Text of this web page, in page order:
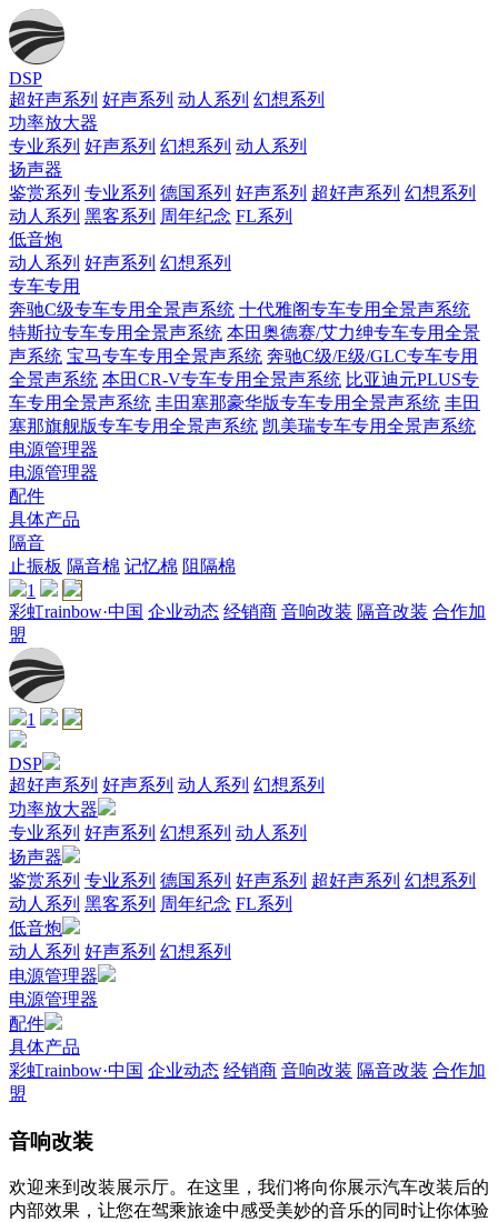
DSP
超好声系列 好声系列 动人系列 幻想系列
功率放大器
专业系列 好声系列 幻想系列 动人系列
扬声器
鉴赏系列 专业系列 德国系列 好声系列 超好声系列 幻想系列
动人系列 黑客系列 周年纪念 FL系列
低音炮
动人系列 好声系列 幻想系列
专车专用
奔驰C级专车专用全景声系统 十代雅阁专车专用全景声系统
特斯拉专车专用全景声系统 本田奥德赛/艾力绅专车专用全景
声系统 宝马专车专用全景声系统 奔驰C级/E级/GLC专车专用
全景声系统 本田CR-V专车专用全景声系统 比亚迪元PLUS专
车专用全景声系统 丰田塞那豪华版专车专用全景声系统 丰田
塞那旗舰版专车专用全景声系统 凯美瑞专车专用全景声系统
电源管理器
电源管理器
配件
具体产品
隔音
止振板 隔音棉 记忆棉 阻隔棉
1
彩虹rainbow·中国 企业动态 经销商 音响改装 隔音改装 合作加
盟
1
DSP
超好声系列 好声系列 动人系列 幻想系列
功率放大器
专业系列 好声系列 幻想系列 动人系列
扬声器
鉴赏系列 专业系列 德国系列 好声系列 超好声系列 幻想系列
动人系列 黑客系列 周年纪念 FL系列
低音炮
动人系列 好声系列 幻想系列
电源管理器
电源管理器
配件
具体产品
彩虹rainbow·中国 企业动态 经销商 音响改装 隔音改装 合作加
盟
音响改装
欢迎来到改装展示厅。在这里，我们将向你展示汽车改装后的
内部效果，让您在驾乘旅途中感受美妙的音乐的同时让你体验